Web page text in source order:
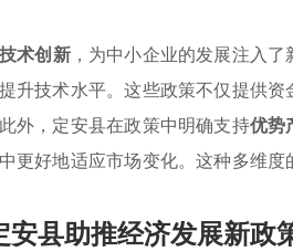
术创新，为中小企业的发展注入
升技术水平。这些政策不仅提供
外，定安县在政策中明确支持优势
更好地适应市场变化。这种多维
安县助推经济发展新政